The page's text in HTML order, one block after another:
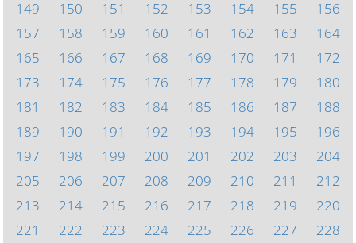
149
150 151 152 153 154 155
156
157
158 159 160 161 162 163
164
165
166 167 168 169 170 171
172
173
174 175 176 177 178 179
180
181
182 183 184 185 186 187
188
189
190 191 192 193 194 195
196
197
198 199 200 201 202 203
204
205
206 207 208 209 210 211
212
213
214 215 216 217 218 219
220
221
222 223 224 225 226 227
228